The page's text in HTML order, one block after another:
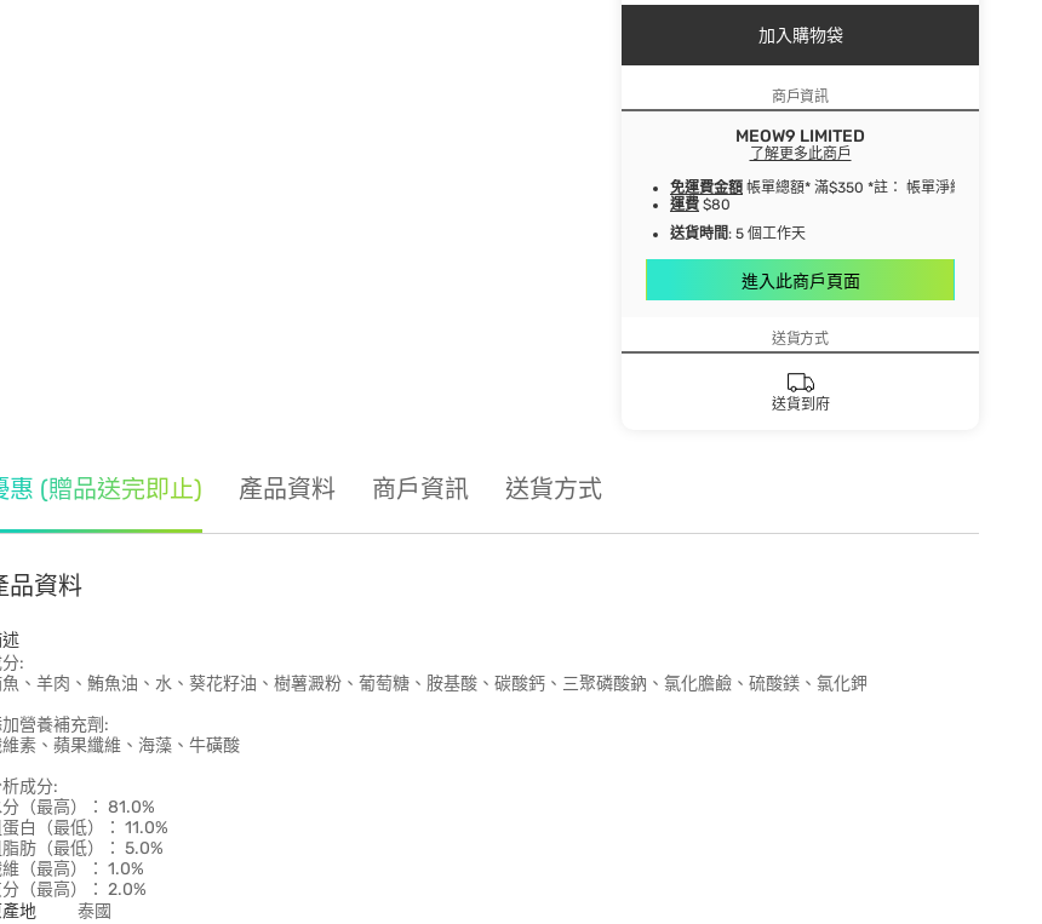
加入購物袋
商戶資訊
MEOW9 LIMITED
了解更多此商戶
免運費金額 帳單總額* 滿$350 *註： 帳單淨總額指扣除
運費 $80
送貨時間: 5 個工作天
進入此商戶頁面
送貨方式
送貨到府
惠 (贈品送完即止) 產品資料 商戶資訊 送貨方式
品資料
:
、羊肉、鮪魚油、水、葵花籽油、樹薯澱粉、葡萄糖、胺基酸、碳酸鈣、三聚磷酸鈉、氯化膽鹼、硫酸鎂、氯化鉀
營養補充劑:
素、蘋果纖維、海藻、牛磺酸
成分:
（最高）： 81.0%
白（最低）： 11.0%
肪（最低）： 5.0%
（最高）： 1.0%
（最高）： 2.0%
地
泰國